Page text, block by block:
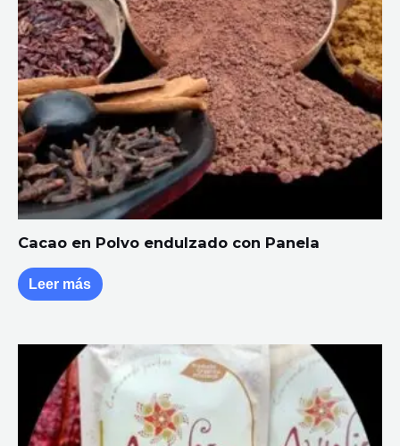
Cacao en Polvo endulzado con Panela
Leer más